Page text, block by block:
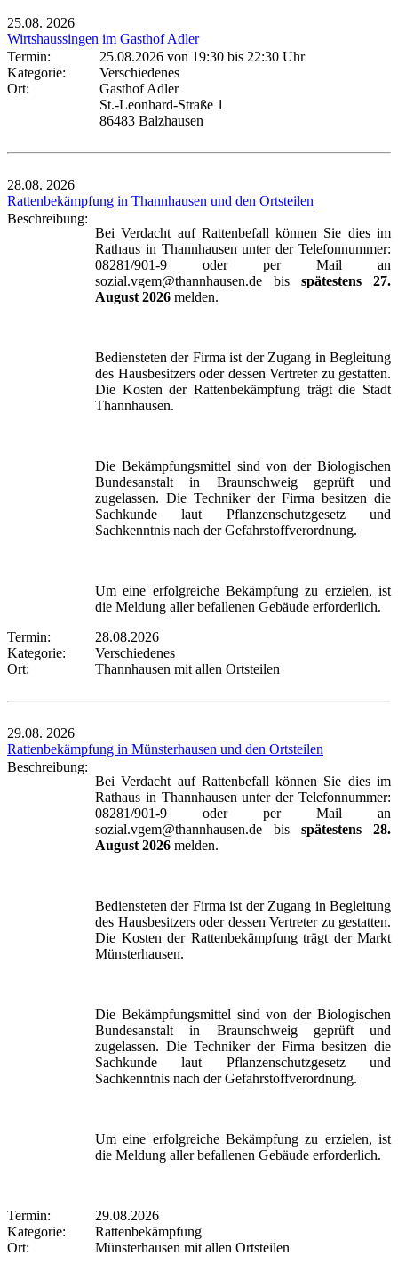
25.08. 2026
Wirtshaussingen im Gasthof Adler
Termin:
25.08.2026 von 19:30 bis 22:30 Uhr
Kategorie:
Verschiedenes
Ort:
Gasthof Adler
St.-Leonhard-Straße 1
86483 Balzhausen
28.08. 2026
Rattenbekämpfung in Thannhausen und den Ortsteilen
Beschreibung:
Bei Verdacht auf Rattenbefall können Sie dies im
Rathaus in Thannhausen unter der Telefonnummer:
08281/901-9 oder per Mail an
sozial.vgem@thannhausen.de bis spätestens 27.
August 2026 melden.
Bediensteten der Firma ist der Zugang in Begleitung
des Hausbesitzers oder dessen Vertreter zu gestatten.
Die Kosten der Rattenbekämpfung trägt die Stadt
Thannhausen.
Die Bekämpfungsmittel sind von der Biologischen
Bundesanstalt in Braunschweig geprüft und
zugelassen. Die Techniker der Firma besitzen die
Sachkunde laut Pflanzenschutzgesetz und
Sachkenntnis nach der Gefahrstoffverordnung.
Um eine erfolgreiche Bekämpfung zu erzielen, ist
die Meldung aller befallenen Gebäude erforderlich.
Termin:
28.08.2026
Kategorie:
Verschiedenes
Ort:
Thannhausen mit allen Ortsteilen
29.08. 2026
Rattenbekämpfung in Münsterhausen und den Ortsteilen
Beschreibung:
Bei Verdacht auf Rattenbefall können Sie dies im
Rathaus in Thannhausen unter der Telefonnummer:
08281/901-9 oder per Mail an
sozial.vgem@thannhausen.de bis spätestens 28.
August 2026 melden.
Bediensteten der Firma ist der Zugang in Begleitung
des Hausbesitzers oder dessen Vertreter zu gestatten.
Die Kosten der Rattenbekämpfung trägt der Markt
Münsterhausen.
Die Bekämpfungsmittel sind von der Biologischen
Bundesanstalt in Braunschweig geprüft und
zugelassen. Die Techniker der Firma besitzen die
Sachkunde laut Pflanzenschutzgesetz und
Sachkenntnis nach der Gefahrstoffverordnung.
Um eine erfolgreiche Bekämpfung zu erzielen, ist
die Meldung aller befallenen Gebäude erforderlich.
Termin:
29.08.2026
Kategorie:
Rattenbekämpfung
Ort:
Münsterhausen mit allen Ortsteilen